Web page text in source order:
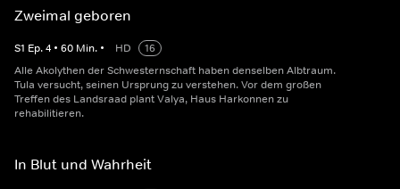
Zweimal geboren
S1 Ep.4 • 60 Min. • HD
16
Alle Akolythen der Schwesternschaft haben denselben Albtraum.
Tula versucht, seinen Ursprung zu verstehen. Vor dem großen
Treffen des Landsraad plant Valya, Haus Harkonnen zu
rehabilitieren.
In Blut und Wahrheit